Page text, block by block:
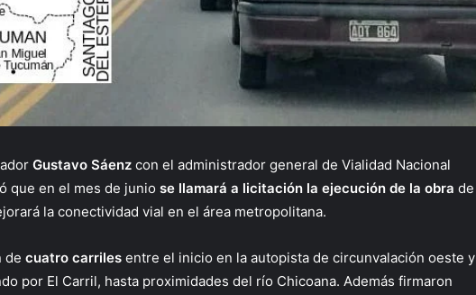
Gustavo Sáenz con el administrador general de Vialidad Nacional
que en el mes de junio se llamará a licitación la ejecución de la obra de
la conectividad vial en el área metropolitana.
de cuatro carriles entre el inicio en la autopista de circunvalación oeste y
por El Carril, hasta proximidades del río Chicoana. Además firmaron